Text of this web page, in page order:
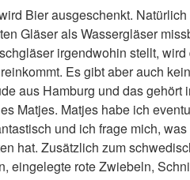
Bier ausgeschenkt.
Gläser als Wassergläser
irgendwohin stellt,
Es gibt aber auch
aus Hamburg und das gehört
Matjes. Matjes habe ich
und ich frage mich,
hat. Zusätzlich zum
eingelegte rote Zwiebeln,